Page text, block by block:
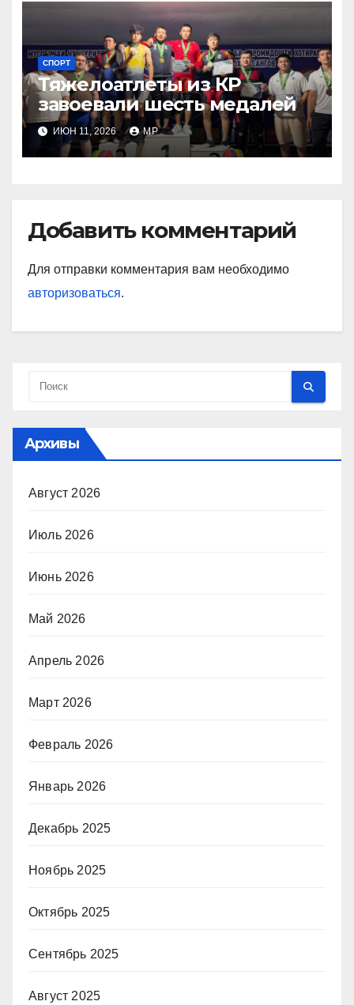
СПОРТ
Тяжелоатлеты из КР
завоевали шесть медалей
ИЮН 11, 2026 MP
Добавить комментарий
Для отправки комментария вам необходимо
авторизоваться.
Архивы
Август 2026
Июль 2026
Июнь 2026
Май 2026
Апрель 2026
Март 2026
Февраль 2026
Январь 2026
Декабрь 2025
Ноябрь 2025
Октябрь 2025
Сентябрь 2025
Август 2025